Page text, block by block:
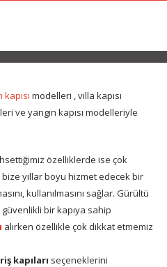
modelleri , villa kapısı
ve yangın kapısı modelleriyle
özelliklerde ise çok
yıllar boyu hizmet edecek bir
kullanılmasını sağlar. Gürültü
bir kapıya sahip
alırken özellikle çok dikkat etmemiz
kapıları seçeneklerini